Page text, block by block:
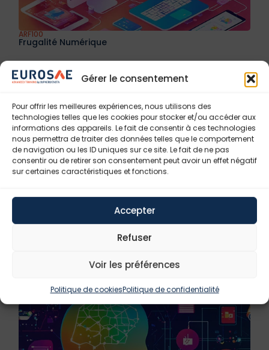
Gérer le consentement
Pour offrir les meilleures expériences, nous utilisons des
technologies telles que les cookies pour stocker et/ou accéder aux
informations des appareils. Le fait de consentir à ces technologies
nous permettra de traiter des données telles que le comportement
de navigation ou les ID uniques sur ce site. Le fait de ne pas
consentir ou de retirer son consentement peut avoir un effet négatif
sur certaines caractéristiques et fonctions.
Accepter
Refuser
Voir les préférences
Politique de cookiesPolitique de confidentialité
ARF100
Frugalité Numérique